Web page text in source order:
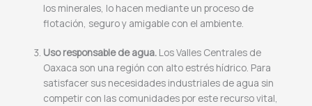
los minerales, lo hacen mediante un proceso de
flotación, seguro y amigable con el ambiente.
Uso responsable de agua. Los Valles Centrales de
Oaxaca son una región con alto estrés hídrico. Para
satisfacer sus necesidades industriales de agua sin
competir con las comunidades por este recurso vital,